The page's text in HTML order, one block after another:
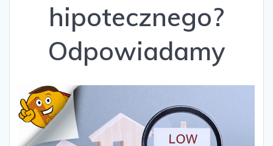
hipotecznego?
Odpowiadamy